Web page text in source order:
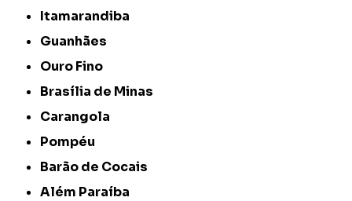
Itamarandiba
Guanhães
Ouro Fino
Brasília de Minas
Carangola
Pompéu
Barão de Cocais
Além Paraíba